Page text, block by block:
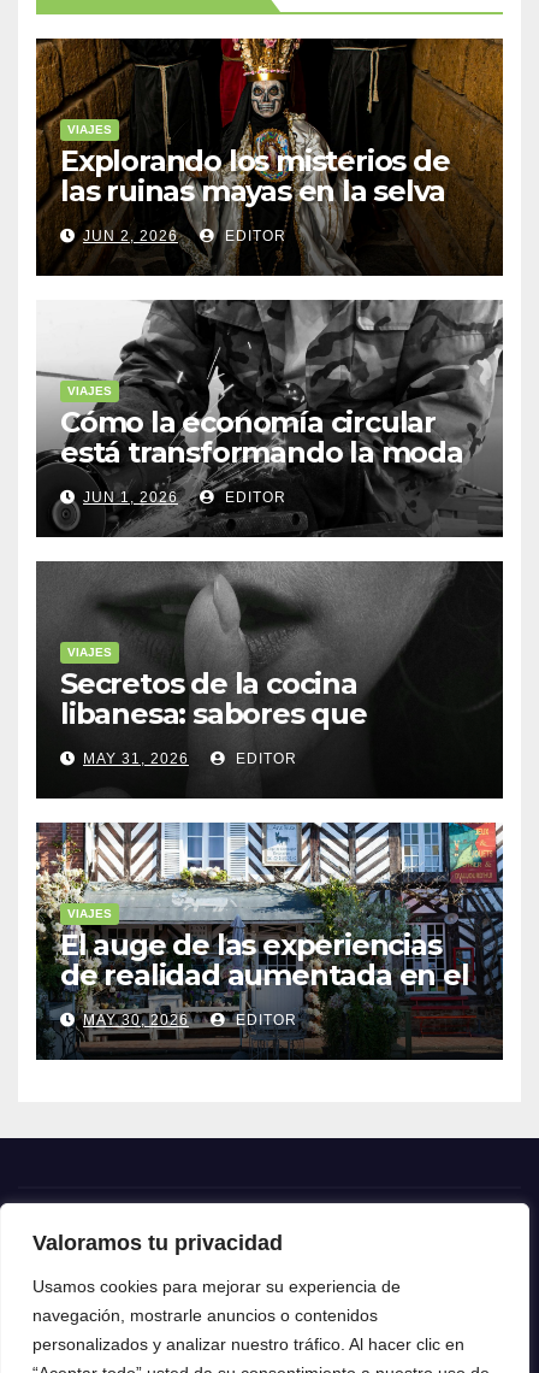
Valoramos tu privacidad
Usamos cookies para mejorar su experiencia de
navegación, mostrarle anuncios o contenidos
personalizados y analizar nuestro tráfico. Al hacer clic en
VIAJES
Explorando los misterios de
las ruinas mayas en la selva
de Yucatán
JUN 2, 2026 EDITOR
VIAJES
Cómo la economía circular
está transformando la moda
sostenible
JUN 1, 2026 EDITOR
VIAJES
Secretos de la cocina
libanesa: sabores que
cuentan historias
MAY 31, 2026 EDITOR
VIAJES
El auge de las experiencias
de realidad aumentada en el
turismo
MAY 30, 2026 EDITOR
Crónica24
Crónica 24